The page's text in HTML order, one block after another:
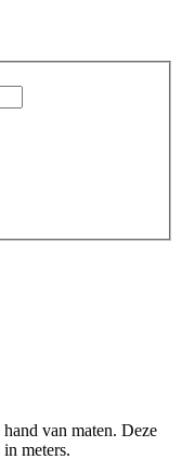
van maten. Deze
meters.